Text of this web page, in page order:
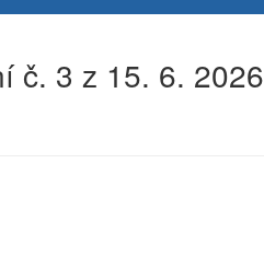
č. 3 z 15. 6. 2026